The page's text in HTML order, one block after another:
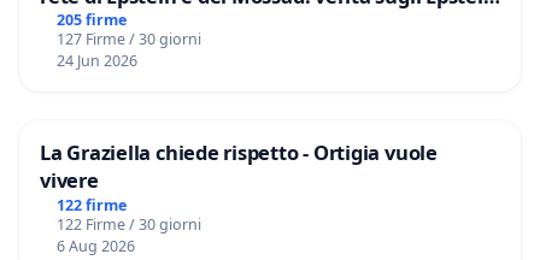
Files
205 firme
127 Firme / 30 giorni
24 Jun 2026
La Graziella chiede rispetto - Ortigia vuole
vivere
122 firme
122 Firme / 30 giorni
6 Aug 2026